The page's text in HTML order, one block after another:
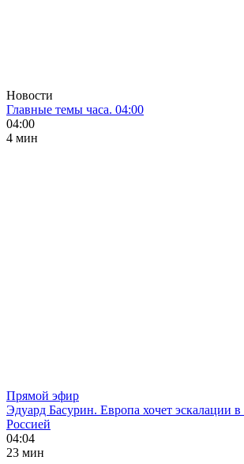
Новости
Главные темы часа. 04:00
04:00
4 мин
Прямой эфир
Эдуард Басурин. Европа хочет эскалации
Россией
04:04
23 мин